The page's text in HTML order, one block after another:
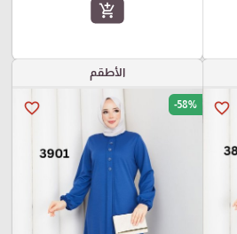
add_shopping_cart
favorite_border
الأطقم
favorite_border -58%